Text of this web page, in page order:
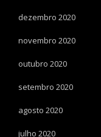
dezembro 2020
novembro 2020
outubro 2020
setembro 2020
agosto 2020
julho 2020